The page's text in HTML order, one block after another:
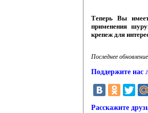
Теперь Вы
применения
крепеж для
Последнее
Поддержите нас
Расскажите